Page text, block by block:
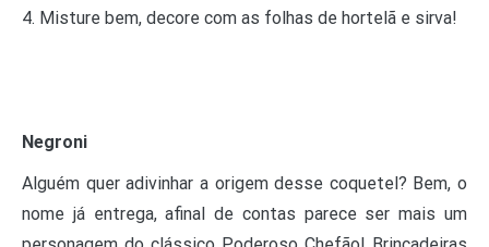
4. Misture bem, decore com as folhas de hortelã e sirva!
Negroni
Alguém quer adivinhar a origem desse coquetel? Bem, o
nome já entrega, afinal de contas parece ser mais um